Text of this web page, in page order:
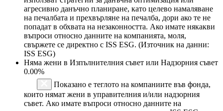
агресивно данъчно планиране, като целево намаляване
на печалбата и прехвърляне на печалба, дори ако те не
попадат в обхвата на незаконността. Ако имате някакви
въпроси относно данните на компанията, моля,
свържете се директно с ISS ESG. (Източник на данни:
ISS ESG)
Няма жени в Изпълнителния съвет или Надзорния съвет
0.00%
Показано е теглото на компаниите във фонда,
които нямат жени в управителния и/или надзорния
съвет. Ако имате въпроси относно данните на